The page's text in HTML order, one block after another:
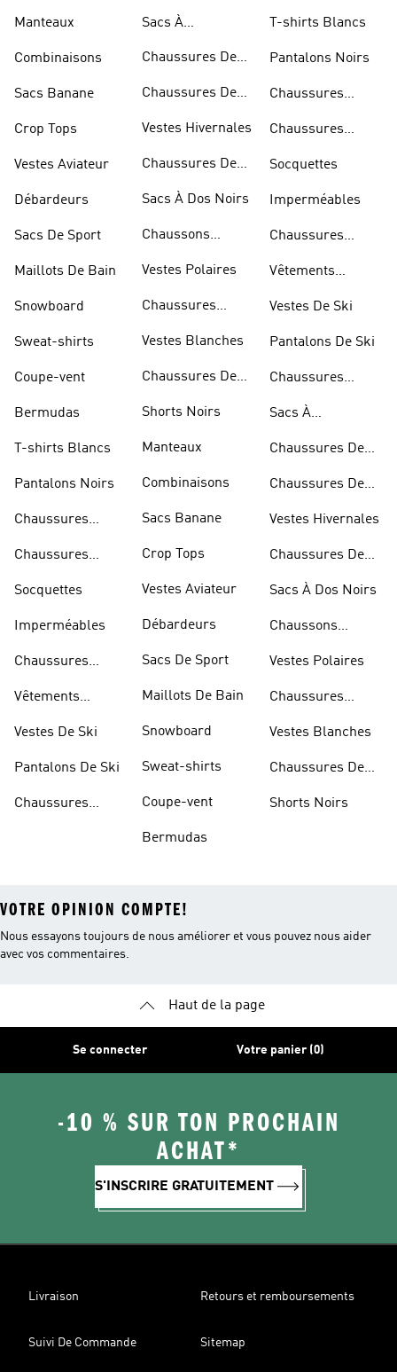
Manteaux
Combinaisons
Sacs Banane
Crop Tops
Vestes Aviateur
Débardeurs
Sacs De Sport
Maillots De Bain
Snowboard
Sweat-shirts
Coupe-vent
Bermudas
T-shirts Blancs
Pantalons Noirs
Chaussures
Chaussures
Socquettes
Imperméables
Chaussures
Vêtements
Vestes De Ski
Pantalons De Ski
Chaussures
Sacs À
Chaussures De
Chaussures De
Vestes Hivernales
Chaussures De
Sacs À Dos Noirs
Chaussons
Vestes Polaires
Chaussures
Vestes Blanches
Chaussures De
Shorts Noirs
Manteaux
Combinaisons
Sacs Banane
Crop Tops
Vestes Aviateur
Débardeurs
Sacs De Sport
Maillots De Bain
Snowboard
Sweat-shirts
Coupe-vent
Bermudas
T-shirts Blancs
Pantalons Noirs
Chaussures
Chaussures
Socquettes
Imperméables
Chaussures
Vêtements
Vestes De Ski
Pantalons De Ski
Chaussures
Sacs À
Chaussures De
Chaussures De
Vestes Hivernales
Chaussures De
Sacs À Dos Noirs
Chaussons
Vestes Polaires
Chaussures
Vestes Blanches
Chaussures De
Shorts Noirs
VOTRE OPINION COMPTE!
Nous essayons toujours de nous améliorer et vous pouvez nous aider
avec vos commentaires.
Haut de la page
Se connecter Votre panier (0)
-10 % SUR TON PROCHAIN
ACHAT*
S'INSCRIRE GRATUITEMENT
Livraison Retours et remboursements
Suivi De Commande Sitemap